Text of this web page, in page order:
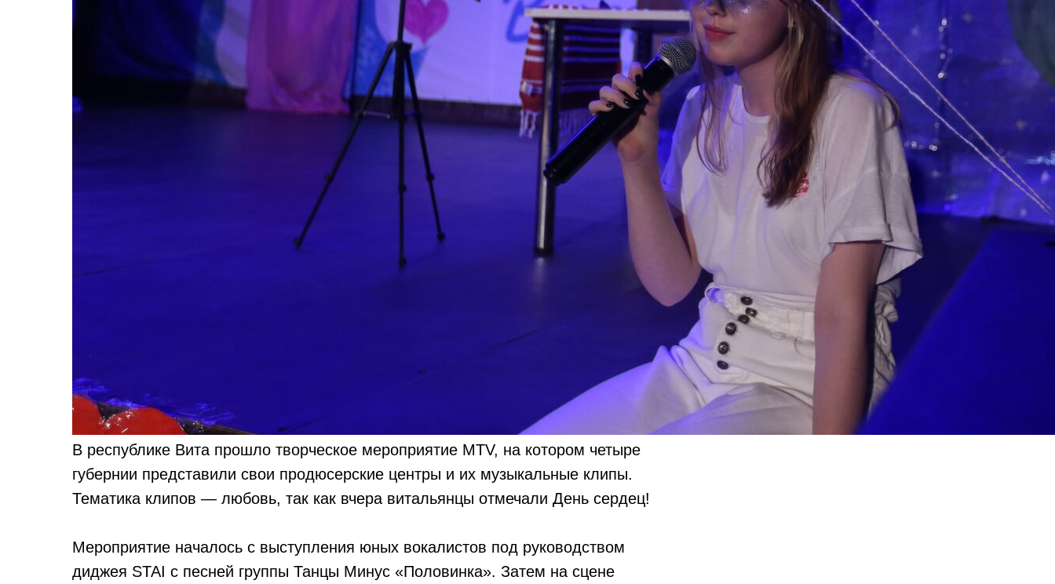
В республике Вита прошло творческое мероприятие MTV, на котором четыре
губернии представили свои продюсерские центры и их музыкальные клипы.
Тематика клипов — любовь, так как вчера витальянцы отмечали День сердец!
Мероприятие началось с выступления юных вокалистов под руководством
диджея STAI с песней группы Танцы Минус «Половинка». Затем на сцене